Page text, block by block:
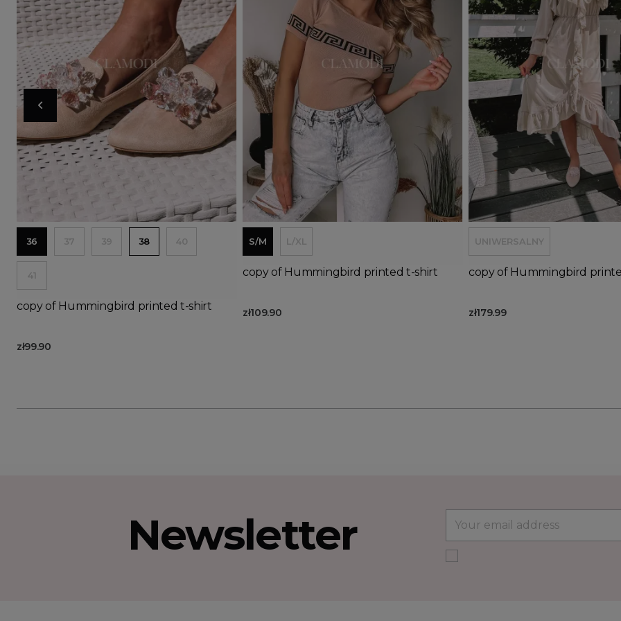
Add to basket
36 37 39 38 40
41
copy of Hummingbird printed t-shirt
zł99.90
Add to basket
S/M L/XL
copy of Hummingbird printed t-shirt
zł109.90
UNIWERSALNY
copy of Hummingbird
zł179.99
Newsletter